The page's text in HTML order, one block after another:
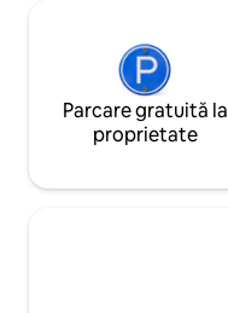
Parcare gratuită la
proprietate